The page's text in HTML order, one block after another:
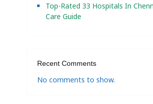
Top-Rated 33 Hospitals In
Care Guide
Recent Comments
No comments to show.